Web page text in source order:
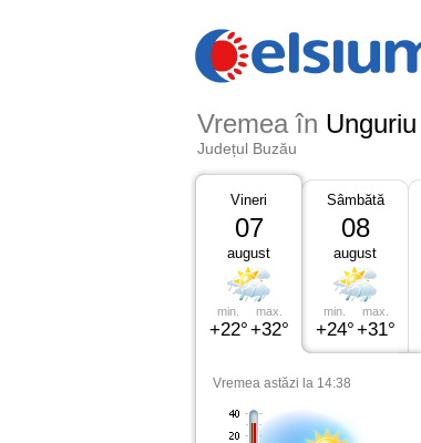
Vremea în Unguriu
Județul Buzău
Vineri
07
august
min.
+22°
max.
+32°
Sâmbătă
08
august
min.
+24°
max.
+31°
Vremea astăzi la 14:38